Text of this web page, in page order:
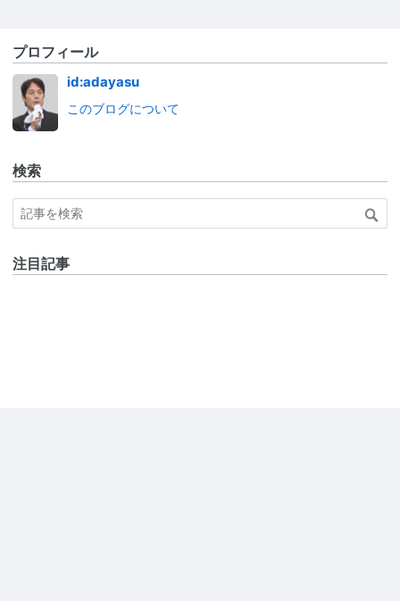
プロフィール
id:adayasu
このブログについて
検索
注目記事